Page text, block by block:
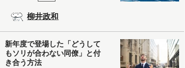
柳井政和
新年度で登場した「どうして
もソリが合わない同僚」と付
き合う方法